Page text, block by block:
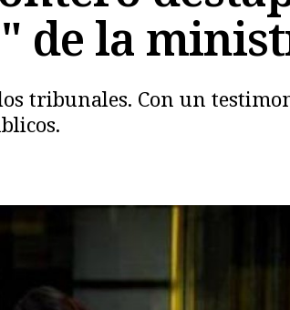
de la
tribunales. Con un